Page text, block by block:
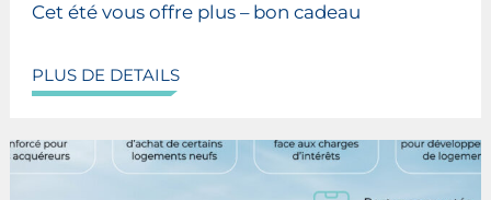
Cet été vous offre plus – bon cadeau
PLUS DE DETAILS